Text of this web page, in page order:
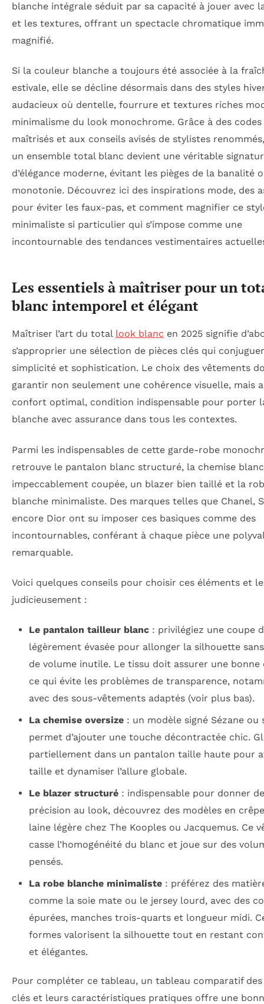
blanche intégrale séduit par sa capacité à jouer avec
et les textures, offrant un spectacle chromatique
magnifié.
Si la couleur blanche a toujours été associée à la
estivale, elle se décline désormais dans des styles
audacieux où dentelle, fourrure et textures riches
minimalisme du look monochrome. Grâce à des codes
maîtrisés et aux conseils avisés de stylistes
un ensemble total blanc devient une véritable
d’élégance moderne, évitant les pièges de la banalité
monotonie. Découvrez ici des inspirations mode, des
pour éviter les faux-pas, et comment magnifier ce
minimaliste si particulier qui s’impose comme une
incontournable des tendances vestimentaires
Les essentiels à maîtriser pour un
blanc intemporel et élégant
Maîtriser l’art du total look blanc en 2025 signifie
s’approprier une sélection de pièces clés qui
simplicité et sophistication. Le choix des vêtements
garantir non seulement une cohérence visuelle, mais
confort optimal, condition indispensable pour porter
blanche avec assurance dans tous les contextes.
Parmi les indispensables de cette garde-robe
retrouve le pantalon blanc structuré, la chemise
impeccablement coupée, un blazer bien taillé et la
blanche minimaliste. Des marques telles que Chanel,
encore Dior ont su imposer ces basiques comme des
incontournables, conférant à chaque pièce une
remarquable.
Voici quelques conseils pour choisir ces éléments et
judicieusement :
Le pantalon tailleur blanc: privilégiez une coupe
légèrement évasée pour allonger la silhouette
de volume inutile. Le tissu doit assurer une bonne
ce qui évite les problèmes de transparence,
avec des sous-vêtements adaptés (voir plus bas).
La chemise oversize: un modèle signé Sézane ou
permet d’ajouter une touche décontractée chic.
partiellement dans un pantalon taille haute pour
taille et dynamiser l’allure globale.
Le blazer structuré: indispensable pour donner
précision au look, découvrez des modèles en
laine légère chez The Kooples ou Jacquemus. Ce
casse l’homogénéité du blanc et joue sur des
pensés.
La robe blanche minimaliste: préférez des
comme la soie mate ou le jersey lourd, avec des
épurées, manches trois-quarts et longueur midi.
formes valorisent la silhouette tout en restant
et élégantes.
Pour compléter ce tableau, un tableau comparatif des
clés et leurs caractéristiques pratiques offre une